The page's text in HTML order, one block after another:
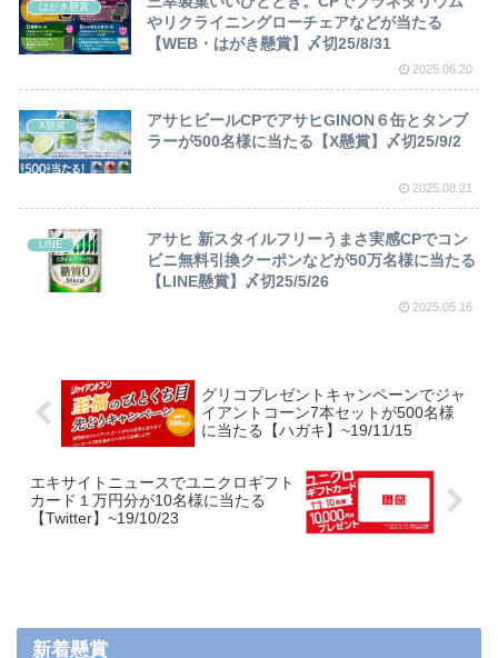
はがき懸賞
やリクライニングローチェアなどが当たる
【WEB・はがき懸賞】〆切25/8/31
2025.06.20
X懸賞
アサヒビールCPでアサヒGINON６缶とタンブ
ラーが500名様に当たる【X懸賞】〆切25/9/2
2025.08.21
LINE
アサヒ 新スタイルフリーうまさ実感CPでコン
ビニ無料引換クーポンなどが50万名様に当たる
【LINE懸賞】〆切25/5/26
2025.05.16
グリコプレゼントキャンペーンでジャ
イアントコーン7本セットが500名様
に当たる【ハガキ】~19/11/15
エキサイトニュースでユニクロギフト
カード１万円分が10名様に当たる
【Twitter】~19/10/23
新着懸賞